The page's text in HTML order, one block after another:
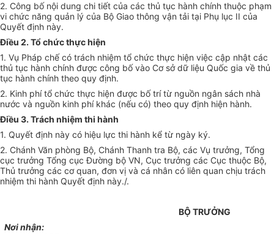
2. Công bố nội dung chi tiết của các thủ tục hành chính thuộc phạm
vi chức năng quản lý của Bộ Giao thông vận tải tại Phụ lục II của
Quyết định này.
Điều 2. Tổ chức thực hiện
1. Vụ Pháp chế có trách nhiệm tổ chức thực hiện việc cập nhật các
thủ tục hành chính được công bố vào Cơ sở dữ liệu Quốc gia về thủ
tục hành chính theo quy định.
2. Kinh phí tổ chức thực hiện được bố trí từ nguồn ngân sách nhà
nước và nguồn kinh phí khác (nếu có) theo quy định hiện hành.
Điều 3. Trách nhiệm thi hành
1. Quyết định này có hiệu lực thi hành kể từ ngày ký.
2. Chánh Văn phòng Bộ, Chánh Thanh tra Bộ, các Vụ trưởng, Tổng
cục trưởng Tổng cục Đường bộ VN, Cục trưởng các Cục thuộc Bộ,
Thủ trưởng các cơ quan, đơn vị và cá nhân có liên quan chịu trách
nhiệm thi hành Quyết định này./.
Nơi nhận:
BỘ TRƯỞNG